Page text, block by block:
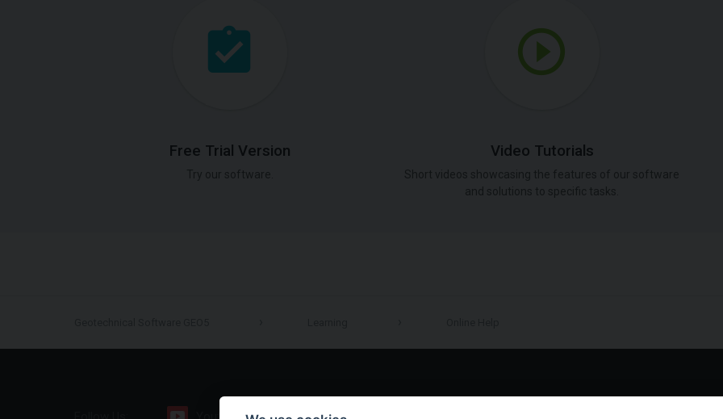
Free Trial Version Video Tutorials